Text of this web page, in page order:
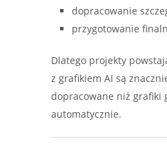
dopracowanie
przygotowanie
Dlatego projekty
z grafikiem AI są
dopracowane niż grafiki
automatycznie.